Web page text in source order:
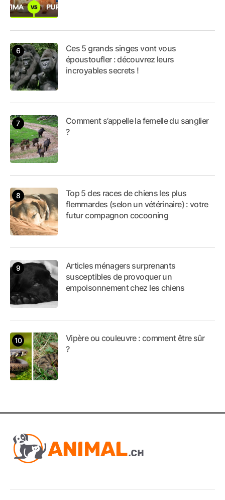
Ces 5 grands singes vont vous
époustoufler : découvrez leurs
incroyables secrets !
Comment s’appelle la femelle du sanglier
?
Top 5 des races de chiens les plus
flemmardes (selon un vétérinaire) : votre
futur compagnon cocooning
Articles ménagers surprenants
susceptibles de provoquer un
empoisonnement chez les chiens
Vipère ou couleuvre : comment être sûr
?